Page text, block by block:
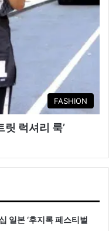
FASHION
릿 럭셔리 룩’
일본 ‘후지록 페스티벌